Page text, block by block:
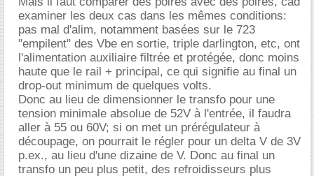
examiner les deux cas dans les mêmes conditions:
pas mal d'alim, notamment basées sur le 723
"empilent" des Vbe en sortie, triple darlington, etc, ont
l'alimentation auxiliaire filtrée et protégée, donc moins
haute que le rail + principal, ce qui signifie au final un
drop-out minimum de quelques volts.
Donc au lieu de dimensionner le transfo pour une
tension minimale absolue de 52V à l'entrée, il faudra
aller à 55 ou 60V; si on met un prérégulateur à
découpage, on pourrait le régler pour un delta V de 3V
p.ex., au lieu d'une dizaine de V. Donc au final un
transfo un peu plus petit, des refroidisseurs plus